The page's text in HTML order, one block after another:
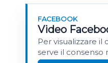
FACEBOOK
Video
Per visualizzare
serve il consenso